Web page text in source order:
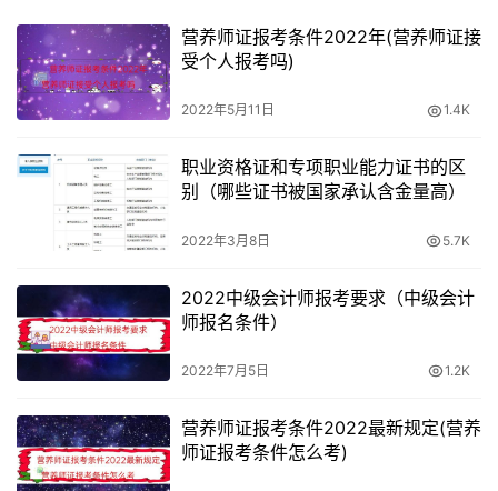
我们的物流管理者的就业前景如何？
作为第三利润源的物流产业在中国还处于起步阶段，基础薄
弱。工作人员的专业水平和正规教育仍然不足。大部分学生
如此，中国物流市场仍保持着2400亿元的规模，年均增长
率达30%。物流业从业人员已被列入中国12个类别的物流人
才，市场稀缺性和含金量较高。对于有兴趣的物流人士来
营养师证报考条件2022年(营养师证接
受个人报考吗)
2022年5月11日 1.4K
职业资格证和专项职业能力证书的区
别（哪些证书被国家承认含金量高）
2022年3月8日 5.7K
2022中级会计师报考要求（中级会计
师报名条件）
2022年7月5日 1.2K
营养师证报考条件2022最新规定(营养
师证报考条件怎么考)